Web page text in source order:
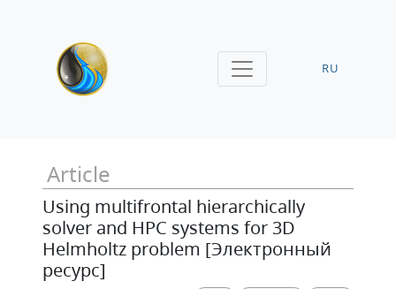
RU
Article
Using multifrontal hierarchically
solver and HPC systems for 3D
Helmholtz problem [Электронный
ресурс]